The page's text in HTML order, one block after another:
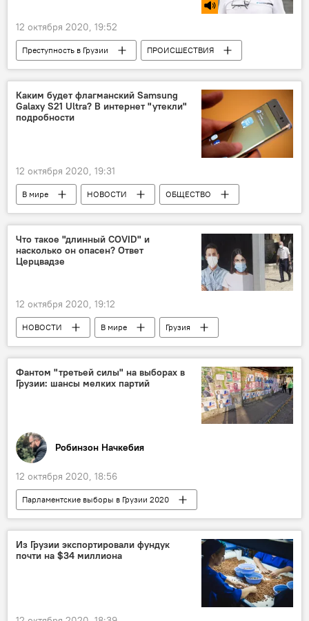
12 октября 2020, 19:52
Преступность в Грузии
ПРОИСШЕСТВИЯ
Грузия
Радио
Каким будет флагманский Samsung
Galaxy S21 Ultra? В интернет "утекли"
подробности
12 октября 2020, 19:31
В мире НОВОСТИ ОБЩЕСТВО
Что такое "длинный COVID" и
насколько он опасен? Ответ
Церцвадзе
12 октября 2020, 19:12
НОВОСТИ В мире
Грузия
ОБЩЕСТВО
Ситуация с коронавирусом COVID-19 в мире
Фантом "третьей силы" на выборах в
Грузии: шансы мелких партий
Робинзон Начкебия
12 октября 2020, 18:56
Парламентские выборы в Грузии 2020
НОВОСТИ
Грузия
ПОЛИТИКА
Колумнисты
АНАЛИТИКА
выборы
Парламентские выборы
Из Грузии экспортировали фундук
почти на $34 миллиона